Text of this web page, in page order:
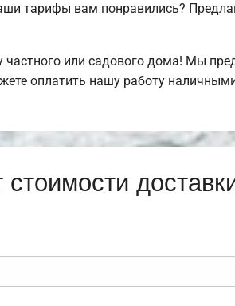
тарифы вам понравились?
или садового дома! Мы
оплатить нашу работу
стоимости